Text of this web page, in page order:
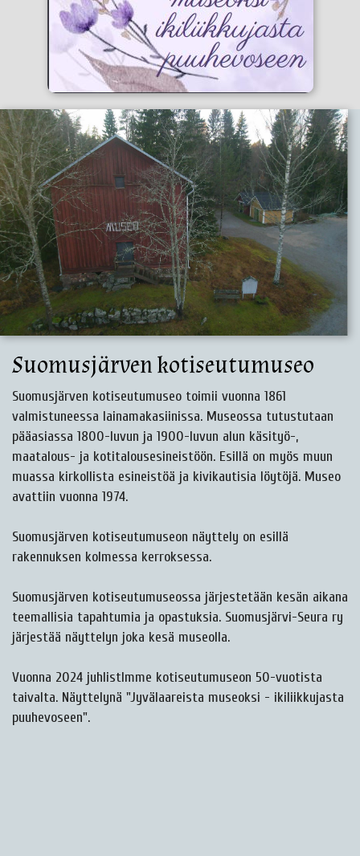
Suomusjärven kotiseutumuseo
Suomusjärven kotiseutumuseo toimii vuonna 1861
valmistuneessa lainamakasiinissa. Museossa tutustutaan
pääasiassa 1800-luvun ja 1900-luvun alun käsityö-,
maatalous- ja kotitalousesineistöön. Esillä on myös muun
muassa kirkollista esineistöä ja kivikautisia löytöjä. Museo
avattiin vuonna 1974.
Suomusjärven kotiseutumuseon näyttely on esillä
rakennuksen kolmessa kerroksessa.
Suomusjärven kotiseutumuseossa järjestetään kesän aikana
teemallisia tapahtumia ja opastuksia. Suomusjärvi-Seura ry
järjestää näyttelyn joka kesä museolla.
Vuonna 2024 juhlistImme kotiseutumuseon 50-vuotista
taivalta. Näyttelynä "Jyvälaareista museoksi - ikiliikkujasta
puuhevoseen".